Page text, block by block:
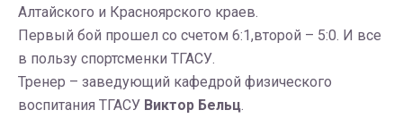
Алтайского и Красноярского краев.
Первый бой прошел со счетом 6:1,второй – 5:0. И все
в пользу спортсменки ТГАСУ.
Тренер – заведующий кафедрой физического
воспитания ТГАСУ Виктор Бельц.